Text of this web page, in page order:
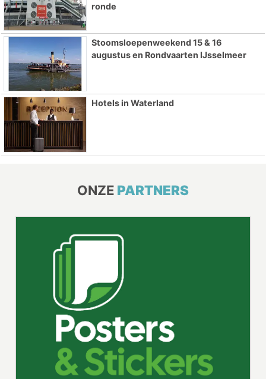
ronde
Stoomsloepenweekend 15 & 16
augustus en Rondvaarten IJsselmeer
Hotels in Waterland
ONZE PARTNERS